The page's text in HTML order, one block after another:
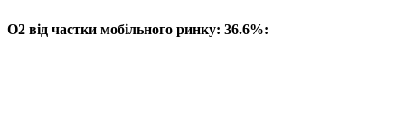
O2 від частки мобільного ринку: 36.6%: